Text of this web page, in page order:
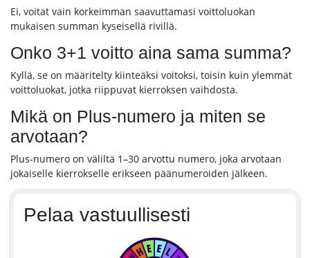
Ei, voitat vain korkeimman saavuttamasi voittoluokan
mukaisen summan kyseisellä rivillä.
Onko 3+1 voitto aina sama summa?
Kyllä, se on määritelty kiinteäksi voitoksi, toisin kuin ylemmät
voittoluokat, jotka riippuvat kierroksen vaihdosta.
Mikä on Plus-numero ja miten se
arvotaan?
Plus-numero on väliltä 1–30 arvottu numero, joka arvotaan
jokaiselle kierrokselle erikseen päänumeroiden jälkeen.
Pelaa vastuullisesti